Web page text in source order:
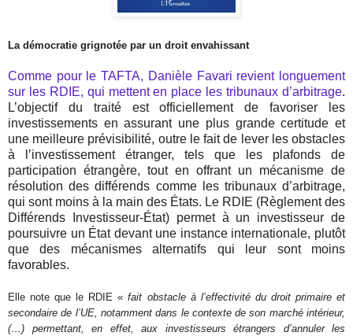
La démocratie grignotée par un droit envahissant
Comme pour le TAFTA, Danièle Favari revient longuement
sur les RDIE, qui mettent en place les tribunaux d’arbitrage.
L’objectif du traité est officiellement de favoriser les
investissements en assurant une plus grande certitude et
une meilleure prévisibilité, outre le fait de lever les obstacles
à l’investissement étranger, tels que les plafonds de
participation étrangère, tout en offrant un mécanisme de
résolution des différends comme les tribunaux d’arbitrage,
qui sont moins à la main des États. Le RDIE (Règlement des
Différends Investisseur-État) permet à un investisseur de
poursuivre un État devant une instance internationale, plutôt
que des mécanismes alternatifs qui leur sont moins
favorables.
Elle note que le RDIE «fait obstacle à l’effectivité du droit primaire et
secondaire de l’UE, notamment dans le contexte de son marché intérieur,
(…) permettant, en effet, aux investisseurs étrangers d’annuler les